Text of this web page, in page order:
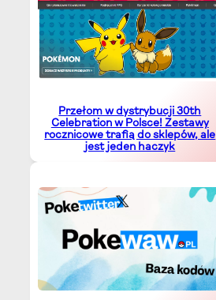
Przełom w dystrybucji 30th
Celebration w Polsce! Zestawy
rocznicowe trafią do sklepów, ale
jest jeden haczyk